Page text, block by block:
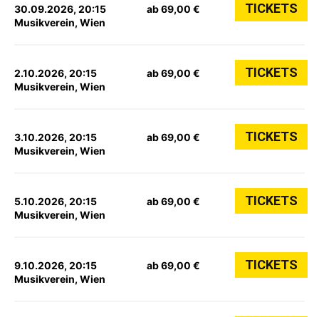
30.09.2026, 20:15
Musikverein, Wien
ab 69,00 € TICKETS
2.10.2026, 20:15
Musikverein, Wien
ab 69,00 € TICKETS
3.10.2026, 20:15
Musikverein, Wien
ab 69,00 € TICKETS
5.10.2026, 20:15
Musikverein, Wien
ab 69,00 € TICKETS
9.10.2026, 20:15
Musikverein, Wien
ab 69,00 € TICKETS